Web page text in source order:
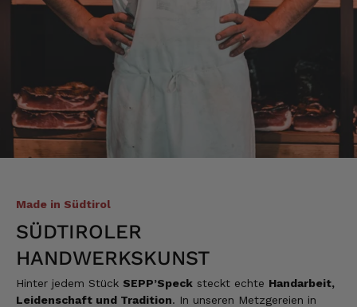
Made in Südtirol
SÜDTIROLER
HANDWERKSKUNST
Hinter jedem Stück SEPP’Speck steckt echte Handarbeit,
Leidenschaft und Tradition. In unseren Metzgereien in
Pakete. Bin Rentnerin und brauche nicht so
viel.
7.8.2026
Ulrich
Verifizierter Kunde
Tolles Angebot, Qualität und Geschmack -
Note 1
7.8.2026